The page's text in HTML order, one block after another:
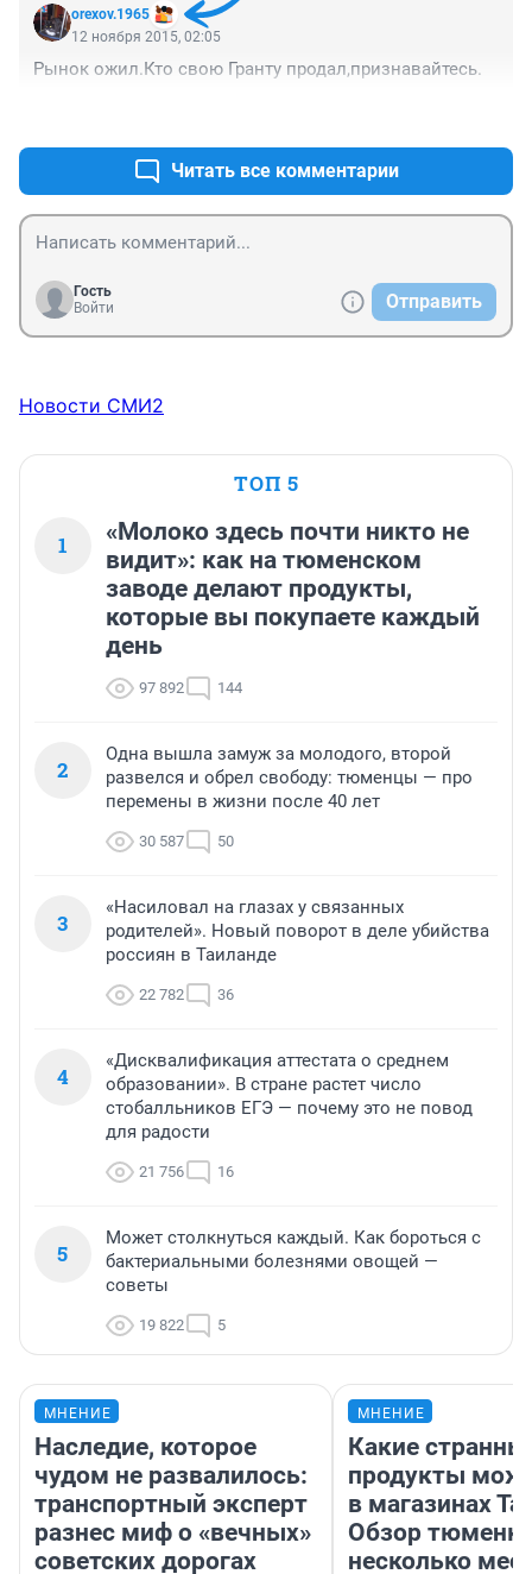
orexov.1965
12 ноября 2015, 02:05
Рынок ожил.Кто свою Гранту продал,признавайтесь.
Читать все комментарии
Гость
Войти
Отправить
Новости СМИ2
ТОП 5
1
«Молоко здесь почти никто не
видит»: как на тюменском
заводе делают продукты,
которые вы покупаете каждый
день
97 892 144
2
Одна вышла замуж за молодого, второй
развелся и обрел свободу: тюменцы — про
перемены в жизни после 40 лет
30 587 50
3
«Насиловал на глазах у связанных
родителей». Новый поворот в деле убийства
россиян в Таиланде
22 782 36
4
«Дисквалификация аттестата о среднем
образовании». В стране растет число
стобалльников ЕГЭ — почему это не повод
для радости
21 756 16
5
Может столкнуться каждый. Как бороться с
бактериальными болезнями овощей —
советы
19 822 5
МНЕНИЕ
Наследие, которое
чудом не развалилось:
транспортный эксперт
разнес миф о «вечных»
советских дорогах
МНЕНИЕ
Какие
продукты
в магазинах
Обзор
несколько